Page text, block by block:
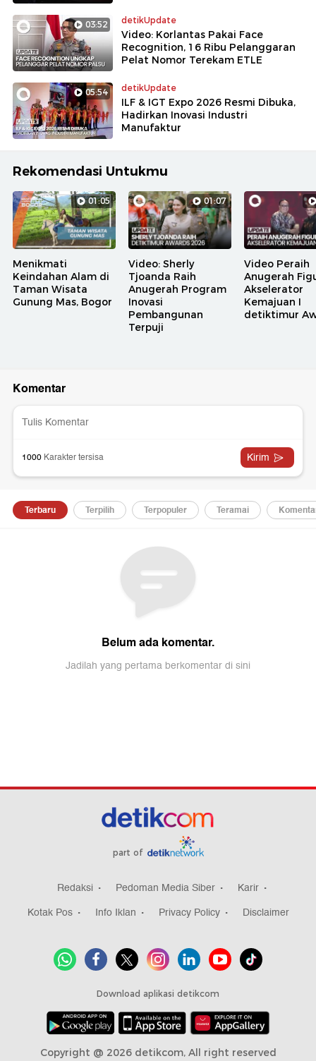
03:52 detikUpdate
Video: Korlantas Pakai Face
Recognition, 16 Ribu Pelanggaran
Pelat Nomor Terekam ETLE
05:54 detikUpdate
ILF & IGT Expo 2026 Resmi Dibuka,
Hadirkan Inovasi Industri
Manufaktur
Rekomendasi Untukmu
01:05
Menikmati
Keindahan Alam di
Taman Wisata
Gunung Mas, Bogor
01:07
Video: Sherly
Tjoanda Raih
Anugerah Program
Inovasi
Pembangunan
Terpuji
Video Peraih
Anugerah
Akselerator
Kemajuan I
detiktimur
part of
Redaksi Pedoman Media Siber
Karir
Kotak Pos
Info Iklan Privacy Policy Disclaimer
Download aplikasi detikcom
Copyright @ 2026 detikcom, All right reserved